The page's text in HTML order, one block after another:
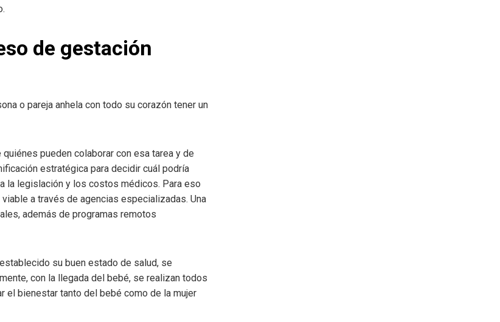
de gestación
o pareja anhela con todo su corazón tener un
pueden colaborar con esa tarea y de
estratégica para decidir cuál podría
la legislación y los costos médicos. Para eso
a través de agencias especializadas. Una
además de programas remotos
su buen estado de salud, se
con la llegada del bebé, se realizan todos
bienestar tanto del bebé como de la mujer